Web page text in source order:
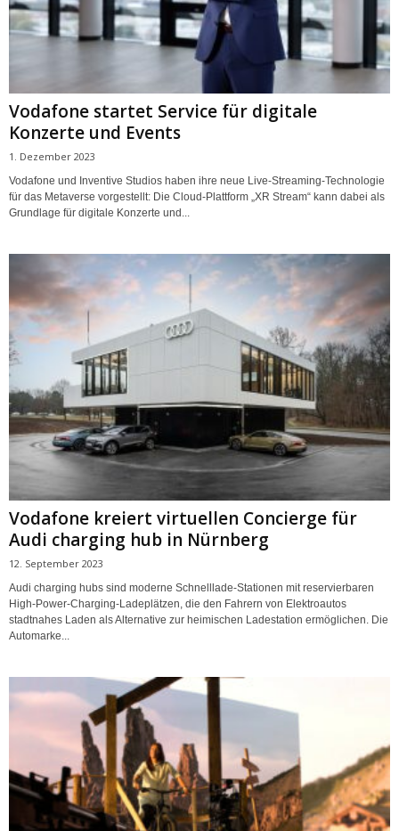
Vodafone startet Service für digitale
Konzerte und Events
1. Dezember 2023
Vodafone und Inventive Studios haben ihre neue Live-Streaming-Technologie
für das Metaverse vorgestellt: Die Cloud-Plattform „XR Stream“ kann dabei als
Grundlage für digitale Konzerte und...
Vodafone kreiert virtuellen Concierge für
Audi charging hub in Nürnberg
12. September 2023
Audi charging hubs sind moderne Schnelllade-Stationen mit reservierbaren
High-Power-Charging-Ladeplätzen, die den Fahrern von Elektroautos
stadtnahes Laden als Alternative zur heimischen Ladestation ermöglichen. Die
Automarke...